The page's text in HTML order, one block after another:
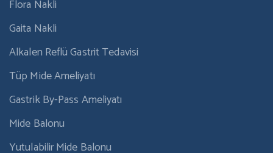
Flora Nakli
Gaita Nakli
Alkalen Reflü Gastrit Tedavisi
Tüp Mide Ameliyatı
Gastrik By-Pass Ameliyatı
Mide Balonu
Yutulabilir Mide Balonu